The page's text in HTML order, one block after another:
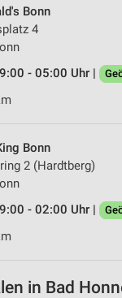
Bonn
4
- 05:00 Uhr |
Bonn
2 (Hardtberg)
- 02:00 Uhr |
in Bad